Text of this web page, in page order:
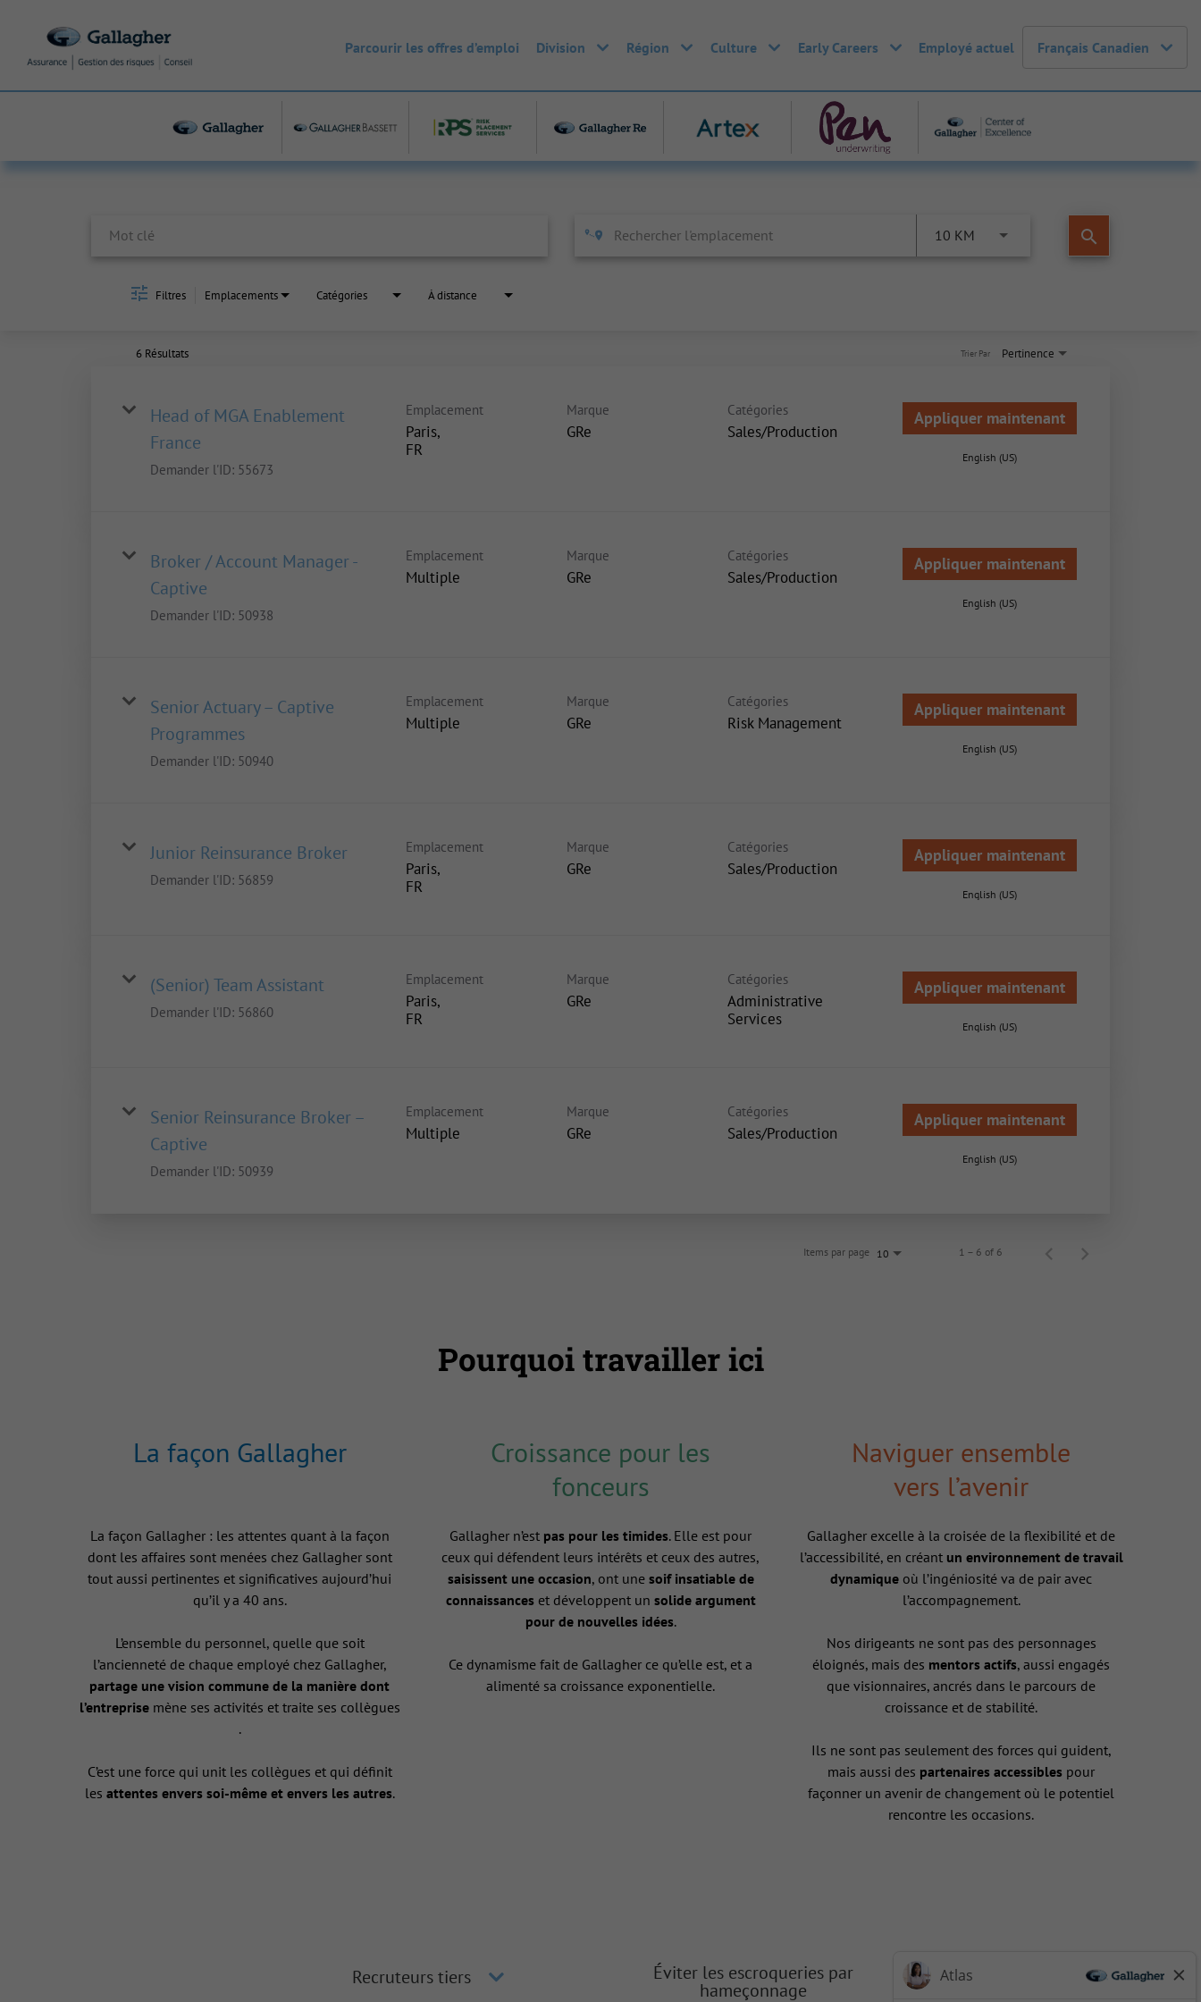
Parcourir les offres d’emploi Division Région Culture Early Careers Employé actuel Français Canadien
10 KM search
Filtres Emplacements Catégories À distance
6 Résultats Pertinence
Trier Par
Head of MGA Enablement
France
Demander l'ID: 55673
Emplacement
Paris,
Marque
GRe
Catégories
Sales/Production
Appliquer maintenant
English (US)
Broker / Account Manager -
Captive
Demander l'ID: 50938
Emplacement
Multiple
Marque
GRe
Catégories
Sales/Production
Appliquer maintenant
English (US)
Senior Actuary – Captive
Programmes
Demander l'ID: 50940
Emplacement
Multiple
Marque
GRe
Catégories
Risk Management
Appliquer maintenant
English (US)
Junior Reinsurance Broker
Demander l'ID: 56859
Emplacement
Paris,
Marque
GRe
Catégories
Sales/Production
Appliquer maintenant
English (US)
(Senior) Team Assistant
Demander l'ID: 56860
Emplacement
Paris,
Marque
GRe
Catégories
Administrative
Services
Appliquer maintenant
English (US)
Senior Reinsurance Broker –
Captive
Demander l'ID: 50939
Emplacement
Multiple
Marque
GRe
Catégories
Sales/Production
Appliquer maintenant
English (US)
Items par page 10 1 – 6 of 6
Pourquoi travailler ici
La façon Gallagher
La façon Gallagher : les attentes quant à la façon
dont les affaires sont menées chez Gallagher sont
tout aussi pertinentes et significatives aujourd’hui
qu’il y a 40 ans.
L’ensemble du personnel, quelle que soit
l’ancienneté de chaque employé chez Gallagher,
partage une vision commune de la manière dont
l’entreprisemène ses activités et traite ses collègues
.
C’est une force qui unit les collègues et qui définit
les attentes envers soi-même et envers les autres.
Croissance pour les
fonceurs
Gallagher n’est pas pour les timides. Elle est pour
ceux qui défendent leurs intérêts et ceux des autres,
saisissent une occasion, ont une soif insatiable de
connaissanceset développent un solide argument
pour de nouvelles idées.
Ce dynamisme fait de Gallagher ce qu’elle est, et a
alimenté sa croissance exponentielle.
Naviguer ensemble
vers l’avenir
Gallagher excelle à la croisée de la flexibilité et de
l’accessibilité, en créant un environnement de travail
dynamique où l’ingéniosité va de pair avec
l’accompagnement.
Nos dirigeants ne sont pas des personnages
éloignés, mais des mentors actifs, aussi engagés
que visionnaires, ancrés dans le parcours de
croissance et de stabilité.
Ils ne sont pas seulement des forces qui guident,
mais aussi des partenaires accessibles pour
façonner un avenir de changement où le potentiel
rencontre les occasions.
Recruteurs tiers Éviter les escroqueries par
hameçonnage